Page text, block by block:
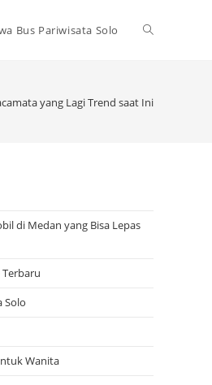
Bus Pariwisata Solo Toggle
yang Lagi Trend saat Ini
di Medan yang Bisa Lepas
Solo
Wanita